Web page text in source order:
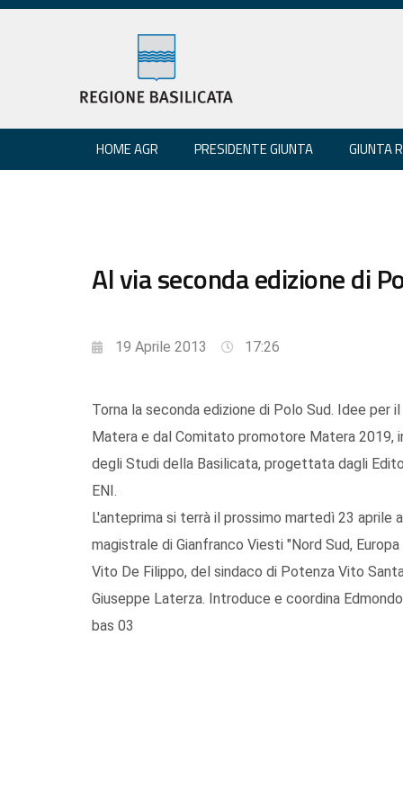
HOME AGR PRESIDENTE GIUNTA GIUNTA
Al via seconda edizione di
19 Aprile 2013 17:26
Torna la seconda edizione di Polo Sud. Idee per
Matera e dal Comitato promotore Matera 2019,
degli Studi della Basilicata, progettata dagli
ENI.
L'anteprima si terrà il prossimo martedì 23
magistrale di Gianfranco Viesti "Nord Sud,
Vito De Filippo, del sindaco di Potenza Vito
Giuseppe Laterza. Introduce e coordina
bas 03